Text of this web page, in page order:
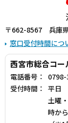
〒662-8567 兵庫県
窓口受付時間につ
西宮市総合コー
電話番号：
受付時間：
平日
土曜
時か